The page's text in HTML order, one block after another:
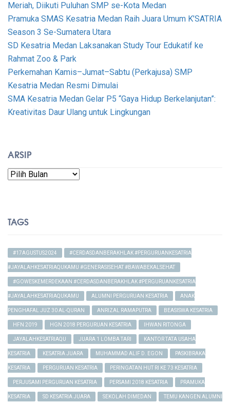
Meriah, Diikuti Puluhan SMP se-Kota Medan
Pramuka SMAS Kesatria Medan Raih Juara Umum K’SATRIA
Season 3 Se-Sumatera Utara
SD Kesatria Medan Laksanakan Study Tour Edukatif ke
Rahmat Zoo & Park
Perkemahan Kamis–Jumat–Sabtu (Perkajusa) SMP
Kesatria Medan Resmi Dimulai
SMA Kesatria Medan Gelar P5 “Gaya Hidup Berkelanjutan”:
Kreativitas Daur Ulang untuk Lingkungan
ARSIP
Arsip
TAGS
#17AGUSTUS2024 #CERDASDANBERAKHLAK #PERGURUANKESATRIA
#JAYALAHKESATRIAQUKAMU #GENERASISEHAT #BAWABEKALSEHAT
#GOWESKEMERDEKAAN #CERDASDANBERAKHLAK #PERGURUANKESATRIA
#JAYALAHKESATRIAQUKAMU ALUMNI PERGURUAN KESATRIA ANAK
PENGHAFAL JUZ 30 AL-QURAN ANRIZAL RAMAPUTRA BEASISWA KESATRIA
HFN 2019 HGN 2018 PERGURUAN KESATRIA IHWAN RITONGA
JAYALAHKESATRIAQU JUARA 1 LOMBA TARI KANTOR TATA USAHA
KESATRIA KESATRIA JUARA MUHAMMAD ALIF D. EGON PASKIBRAKA
KESATRIA PERGURUAN KESATRIA PERINGATAN HUT RI KE 73 KESATRIA
PERJUSAMI PERGURUAN KESATRIA PERSAMI 2018 KESATRIA PRAMUKA
KESATRIA SD KESATRIA JUARA SEKOLAH DIMEDAN TEMU KANGEN ALUMNI